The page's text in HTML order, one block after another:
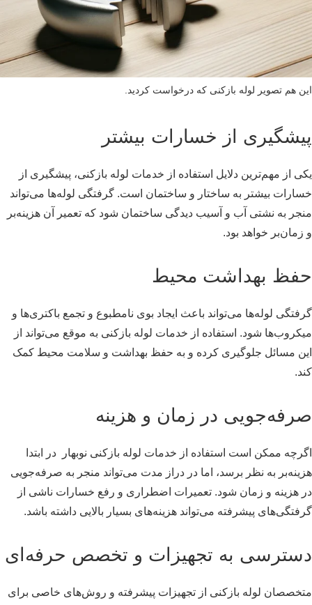
این هم تصویر لوله بازکنی که درخواست کردید.
پیشگیری از خسارات بیشتر
یکی از مهم‌ترین دلایل استفاده از خدمات لوله بازکنی، پیشگیری از
خسارات بیشتر به ساختار و ساختمان است. گرفتگی لوله‌ها می‌تواند
منجر به نشتی آب و آسیب دیدگی ساختمان شود که تعمیر آن هزینه‌بر
و زمان‌بر خواهد بود.
حفظ بهداشت محیط
گرفتگی لوله‌ها می‌تواند باعث ایجاد بوی نامطبوع و تجمع باکتری‌ها و
میکروب‌ها شود. استفاده از خدمات لوله بازکنی به موقع می‌تواند از
این مسائل جلوگیری کرده و به حفظ بهداشت و سلامت محیط کمک
کند.
صرفه‌جویی در زمان و هزینه
اگرچه ممکن است استفاده از خدمات لوله بازکنی نوبهار در ابتدا
هزینه‌بر به نظر برسد، اما در دراز مدت می‌تواند منجر به صرفه‌جویی
در هزینه و زمان شود. تعمیرات اضطراری و رفع خسارات ناشی از
گرفتگی‌های پیشرفته می‌تواند هزینه‌های بسیار بالایی داشته باشد.
دسترسی به تجهیزات و تخصص حرفه‌ای
متخصصان لوله بازکنی از تجهیزات پیشرفته و روش‌های خاصی برای